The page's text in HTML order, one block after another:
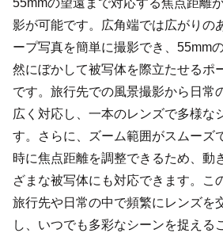
影が可能です。広角端では広がりの
ープ写真を簡単に撮影でき、55mm
然にぼかして被写体を際立たせるポ
です。旅行先での風景撮影から日常
広く対応し、一本のレンズで多様な
す。さらに、ズーム範囲がスムーズ
時に焦点距離を調整できるため、動
ざまな被写体にも対応できます。こ
旅行先や日常の中で頻繁にレンズを
し、いつでも多彩なシーンを捉える